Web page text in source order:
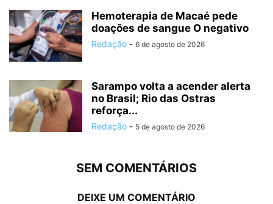
Hemoterapia de Macaé pede
doações de sangue O negativo
Redação - 6 de agosto de 2026
Sarampo volta a acender alerta
no Brasil; Rio das Ostras
reforça...
Redação - 5 de agosto de 2026
SEM COMENTÁRIOS
DEIXE UM COMENTÁRIO